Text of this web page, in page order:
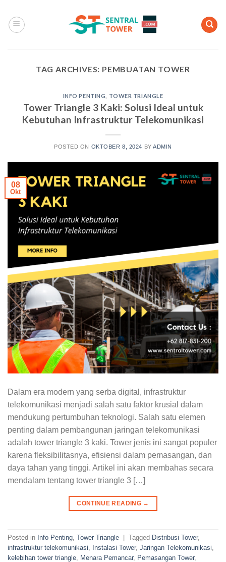
content
TAG ARCHIVES: PEMBUATAN TOWER
INFO PENTING TOWER TRIANGLE
Tower Triangle 3 Kaki: Solusi Ideal untuk
Kebutuhan Infrastruktur Telekomunikasi
POSTED ON OKTOBER 8, 2024 BYADMIN
08
Okt
Dalam era modern yang serba digital, infrastruktur
telekomunikasi menjadi salah satu faktor krusial dalam
mendukung pertumbuhan teknologi. Salah satu elemen
penting dalam pembangunan jaringan telekomunikasi
adalah tower triangle 3 kaki. Tower jenis ini sangat populer
karena fleksibilitasnya, efisiensi dalam pemasangan, dan
daya tahan yang tinggi. Artikel ini akan membahas secara
mendalam tentang tower triangle 3 […]
CONTINUE READING →
Posted in Info Penting Tower Triangle Tagged Distribusi Tower,
infrastruktur telekomunikasi
Instalasi Tower, Jaringan Telekomunikasi
kelebihan tower triangle
Menara Pemancar, Pemasangan Tower,